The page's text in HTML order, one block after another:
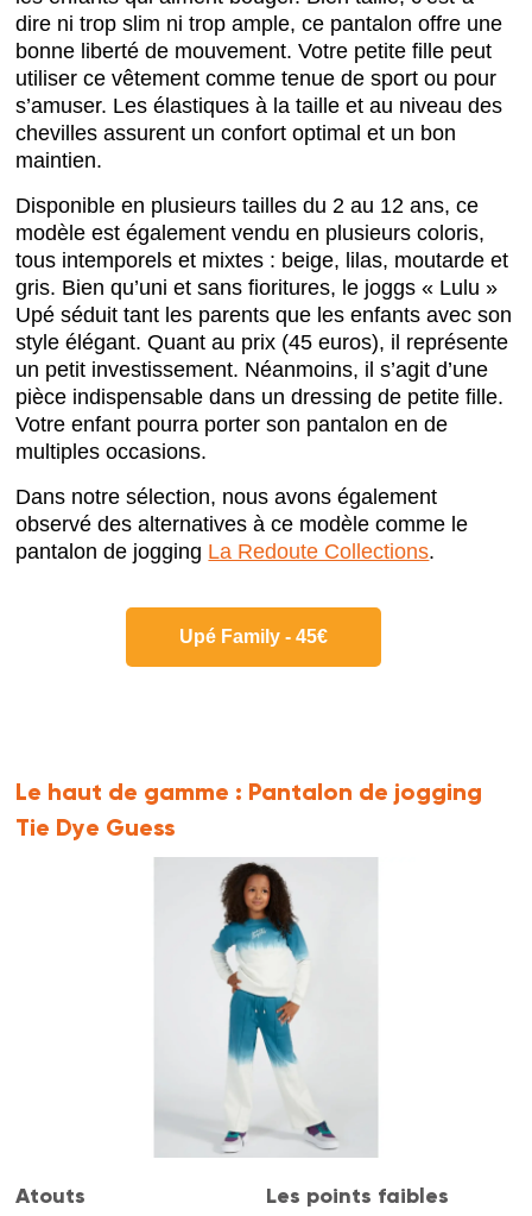
dire ni trop slim ni trop ample, ce pantalon offre une
bonne liberté de mouvement. Votre petite fille peut
utiliser ce vêtement comme tenue de sport ou pour
s’amuser. Les élastiques à la taille et au niveau des
chevilles assurent un confort optimal et un bon
maintien.
Disponible en plusieurs tailles du 2 au 12 ans, ce
modèle est également vendu en plusieurs coloris,
tous intemporels et mixtes : beige, lilas, moutarde et
gris. Bien qu’uni et sans fioritures, le joggs « Lulu »
Upé séduit tant les parents que les enfants avec son
style élégant. Quant au prix (45 euros), il représente
un petit investissement. Néanmoins, il s’agit d’une
pièce indispensable dans un dressing de petite fille.
Votre enfant pourra porter son pantalon en de
multiples occasions.
Dans notre sélection, nous avons également
observé des alternatives à ce modèle comme le
pantalon de jogging La Redoute Collections.
Upé Family - 45€
Le haut de gamme : Pantalon de jogging
Tie Dye Guess
Atouts Les points faibles